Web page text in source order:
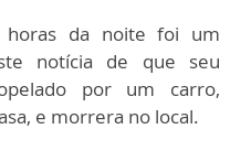
horas da noite foi um
notícia de que seu
por um carro,
e morrera no local.